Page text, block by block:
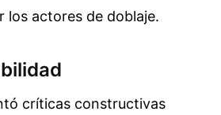
los actores de doblaje.
críticas constructivas